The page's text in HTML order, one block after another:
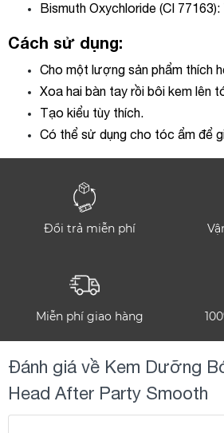
Bismuth Oxychloride (CI
Cách sử dụng:
Cho một lượng sản phẩm thích
Xoa hai bàn tay rồi bôi kem lên
Tạo kiểu tùy thích.
Có thể sử dụng cho tóc ẩm để
Đổi trả miễn phí
Miễn phí giao hàng
Đánh giá về Kem Dưỡng
Head After Party Smooth